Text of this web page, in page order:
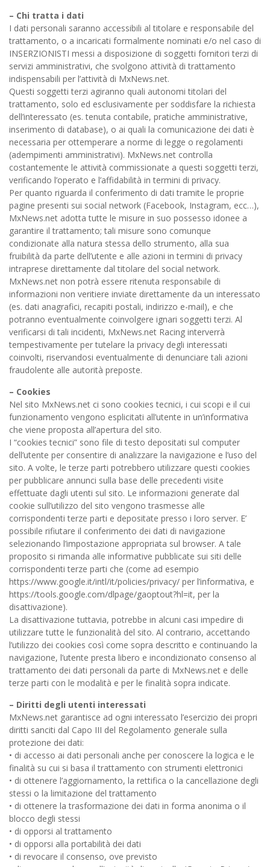
– Chi tratta i dati
I dati personali saranno accessibili al titolare e responsabile del
trattamento, o a incaricati formalmente nominati e/o nel caso di
INSERZIONISTI messi a disposizione di soggetti fornitori terzi di
servizi amministrativi, che svolgono attività di trattamento
indispensabili per l’attività di MxNews.net.
Questi soggetti terzi agiranno quali autonomi titolari del
trattamento, solo ed esclusivamente per soddisfare la richiesta
dell’interessato (es. tenuta contabile, pratiche amministrative,
inserimento di database), o ai quali la comunicazione dei dati è
necessaria per ottemperare a norme di legge o regolamenti
(adempimenti amministrativi). MxNews.net controlla
costantemente le attività commissionate a questi soggetti terzi,
verificando l’operato e l’affidabilità in termini di privacy.
Per quanto riguarda il conferimento di dati tramite le proprie
pagine presenti sui social network (Facebook, Instagram, ecc…),
MxNews.net adotta tutte le misure in suo possesso idonee a
garantire il trattamento; tali misure sono comunque
condizionate alla natura stessa dello strumento, alla sua
fruibilità da parte dell’utente e alle azioni in termini di privacy
intraprese direttamente dal titolare del social network.
MxNews.net non potrà essere ritenuta responsabile di
informazioni non veritiere inviate direttamente da un interessato
(es. dati anagrafici, recapiti postali, indirizzo e-mail), e che
potranno eventualmente coinvolgere ignari soggetti terzi. Al
verificarsi di tali incidenti, MxNews.net Racing interverrà
tempestivamente per tutelare la privacy degli interessati
coinvolti, riservandosi eventualmente di denunciare tali azioni
fraudolente alle autorità preposte.
– Cookies
Nel sito MxNews.net ci sono cookies tecnici, i cui scopi e il cui
funzionamento vengono esplicitati all’utente in un’informativa
che viene proposta all’apertura del sito.
I “cookies tecnici” sono file di testo depositati sul computer
dell’utente per consentire di analizzare la navigazione e l’uso del
sito. A volte, le terze parti potrebbero utilizzare questi cookies
per pubblicare annunci sulla base delle precedenti visite
effettuate dagli utenti sul sito. Le informazioni generate dal
cookie sull’utilizzo del sito vengono trasmesse alle
corrispondenti terze parti e depositate presso i loro server. E’
possibile rifiutare il conferimento dei dati di navigazione
selezionando l’impostazione appropriata sul browser. A tale
proposito si rimanda alle informative pubblicate sui siti delle
corrispondenti terze parti che (come ad esempio
https://www.google.it/intl/it/policies/privacy/ per l’informativa, e
https://tools.google.com/dlpage/gaoptout?hl=it, per la
disattivazione).
La disattivazione tuttavia, potrebbe in alcuni casi impedire di
utilizzare tutte le funzionalità del sito. Al contrario, accettando
l’utilizzo dei cookies così come sopra descritto e continuando la
navigazione, l’utente presta libero e incondizionato consenso al
trattamento dei dati personali da parte di MxNews.net e delle
terze parti con le modalità e per le finalità sopra indicate.
– Diritti degli utenti interessati
MxNews.net garantisce ad ogni interessato l’esercizio dei propri
diritti sanciti dal Capo III del Regolamento generale sulla
protezione dei dati:
• di accesso ai dati personali anche per conoscere la logica e le
finalità su cui si basa il trattamento con strumenti elettronici
• di ottenere l’aggiornamento, la rettifica o la cancellazione degli
stessi o la limitazione del trattamento
• di ottenere la trasformazione dei dati in forma anonima o il
blocco degli stessi
• di opporsi al trattamento
• di opporsi alla portabilità dei dati
• di revocare il consenso, ove previsto